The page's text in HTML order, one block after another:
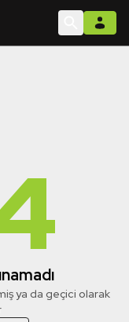
ya da geçici olarak